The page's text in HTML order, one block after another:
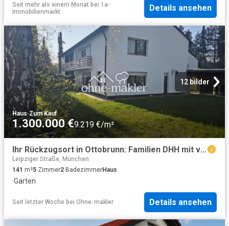
Seit mehr als einem Monat bei 1a-
Immobilienmarkt
Details ansehen
12 bilder
Haus·Zum Kauf
1.300.000 €9.219 €/m²
Ihr Rückzugsort in Ottobrunn: Familien DHH mit viel Platz und sonnigem Garten & Top Lage
Leipziger Straße, München
141 m²5 Zimmer2 BadezimmerHaus
·Garten
Seit letzter Woche bei Ohne-makler Details ansehen